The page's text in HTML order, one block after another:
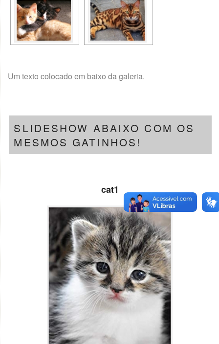
Um texto colocado em baixo da galeria.
SLIDESHOW ABAIXO COM OS
MESMOS GATINHOS!
cat1